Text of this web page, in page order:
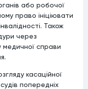
або робочої
право ініціювати
Також
через
медичної справи
касаційної
попередніх